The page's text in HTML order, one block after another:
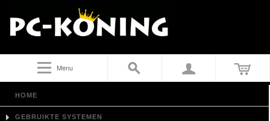
Menu
HOME
GEBRUIKTE SYSTEMEN